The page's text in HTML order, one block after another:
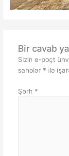
Bir cavab
Sizin e-poçt
sahələr * ilə
Şərh *